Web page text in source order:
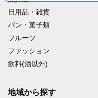
日用品・雑貨
パン・菓子類
フルーツ
ファッション
飲料(酒以外)
地域から探す